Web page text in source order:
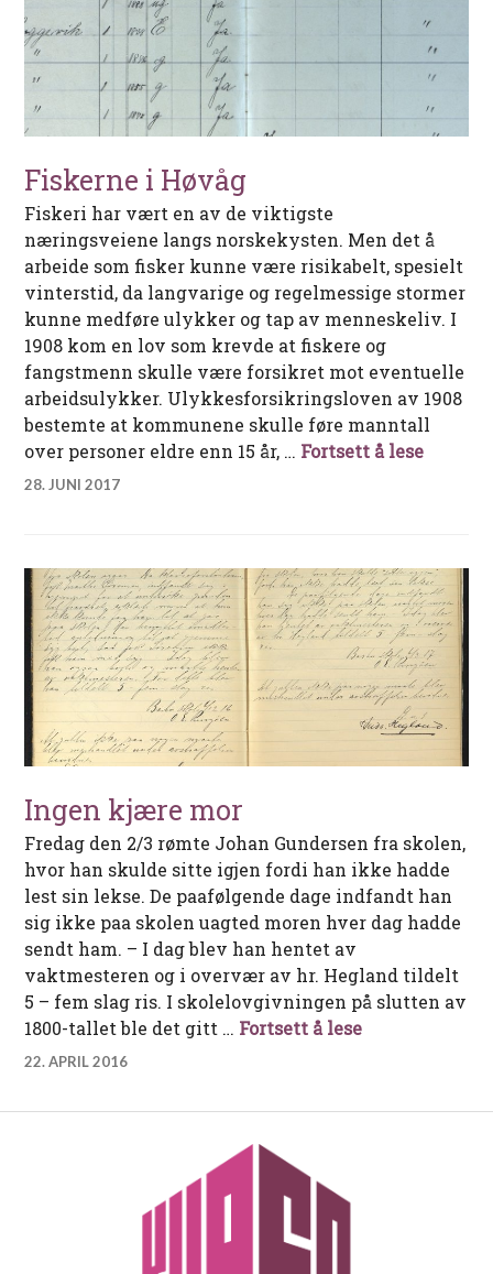
Fiskerne i Høvåg
Fiskeri har vært en av de viktigste
næringsveiene langs norskekysten. Men det å
arbeide som fisker kunne være risikabelt, spesielt
vinterstid, da langvarige og regelmessige stormer
kunne medføre ulykker og tap av menneskeliv. I
1908 kom en lov som krevde at fiskere og
fangstmenn skulle være forsikret mot eventuelle
arbeidsulykker. Ulykkesforsikringsloven av 1908
bestemte at kommunene skulle føre manntall
over personer eldre enn 15 år, … Fortsett å lese
28. JUNI 2017
Ingen kjære mor
Fredag den 2/3 rømte Johan Gundersen fra skolen,
hvor han skulde sitte igjen fordi han ikke hadde
lest sin lekse. De paafølgende dage indfandt han
sig ikke paa skolen uagted moren hver dag hadde
sendt ham. – I dag blev han hentet av
vaktmesteren og i overvær av hr. Hegland tildelt
5 – fem slag ris. I skolelovgivningen på slutten av
1800-tallet ble det gitt … Fortsett å leseIngen kjære
22. APRIL 2016